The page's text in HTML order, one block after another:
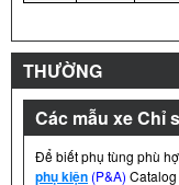
THƯỜNG
Các mẫu xe Chỉ
Để biết phụ tùng phù
phụ kiện (P&A)